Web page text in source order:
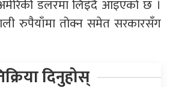
डलरमा लिइँदै आइएको छ ।
रुपैयाँमा तोक्न समेत सरकारसँग
दिनुहोस्